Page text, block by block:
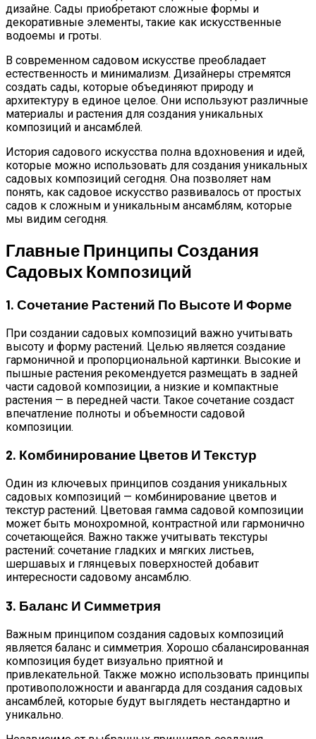
дизайне. Сады приобретают сложные формы и
декоративные элементы, такие как искусственные
водоемы и гроты.
В современном садовом искусстве преобладает
естественность и минимализм. Дизайнеры стремятся
создать сады, которые объединяют природу и
архитектуру в единое целое. Они используют различные
материалы и растения для создания уникальных
композиций и ансамблей.
История садового искусства полна вдохновения и идей,
которые можно использовать для создания уникальных
садовых композиций сегодня. Она позволяет нам
понять, как садовое искусство развивалось от простых
садов к сложным и уникальным ансамблям, которые
мы видим сегодня.
Главные Принципы Создания
Садовых Композиций
1. Сочетание Растений По Высоте И Форме
При создании садовых композиций важно учитывать
высоту и форму растений. Целью является создание
гармоничной и пропорциональной картинки. Высокие и
пышные растения рекомендуется размещать в задней
части садовой композиции, а низкие и компактные
растения — в передней части. Такое сочетание создаст
впечатление полноты и объемности садовой
композиции.
2. Комбинирование Цветов И Текстур
Один из ключевых принципов создания уникальных
садовых композиций — комбинирование цветов и
текстур растений. Цветовая гамма садовой композиции
может быть монохромной, контрастной или гармонично
сочетающейся. Важно также учитывать текстуры
растений: сочетание гладких и мягких листьев,
шершавых и глянцевых поверхностей добавит
интересности садовому ансамблю.
3. Баланс И Симметрия
Важным принципом создания садовых композиций
является баланс и симметрия. Хорошо сбалансированная
композиция будет визуально приятной и
привлекательной. Также можно использовать принципы
противоположности и авангарда для создания садовых
ансамблей, которые будут выглядеть нестандартно и
уникально.